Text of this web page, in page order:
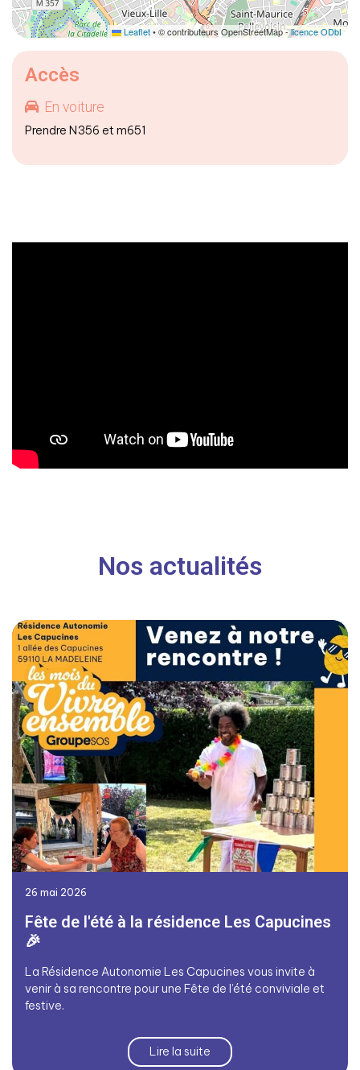
Leaflet• © contributeurs OpenStreetMap -licence ODbL
Accès
En voiture
Prendre N356 et m651
Nos actualités
26 mai 2026
Fête de l'été à la résidence Les Capucines
🎉
La Résidence Autonomie Les Capucines vous invite à
venir à sa rencontre pour une Fête de l’été conviviale et
festive.
Lire la suite